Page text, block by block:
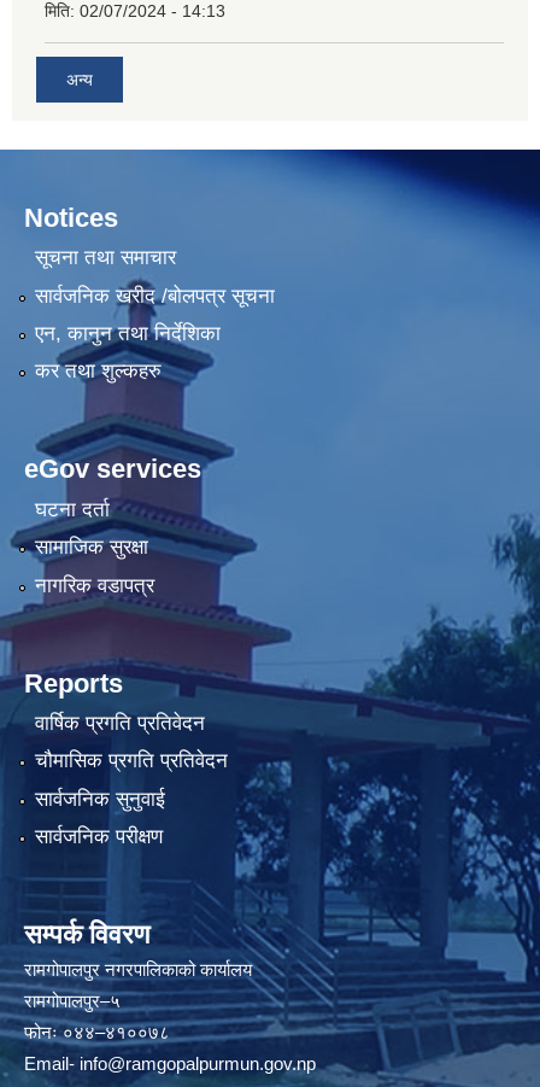
मिति: 02/07/2024 - 14:13
अन्य
Notices
सूचना तथा समाचार
सार्वजनिक खरीद /बोलपत्र सूचना
एन, कानुन तथा निर्देशिका
कर तथा शुल्कहरु
eGov services
घटना दर्ता
सामाजिक सुरक्षा
नागरिक वडापत्र
Reports
वार्षिक प्रगति प्रतिवेदन
चौमासिक प्रगति प्रतिवेदन
सार्वजनिक सुनुवाई
सार्वजनिक परीक्षण
सम्पर्क विवरण
रामगोपालपुर नगरपालिकाको कार्यालय
रामगोपालपुर–५
फोनः ०४४–४१००७८
Email- info@ramgopalpurmun.gov.np